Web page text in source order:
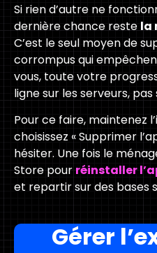
Si rien d’autre ne
dernière chance reste la
C’est le seul moyen de
corrompus qui
vous, toute votre
ligne sur les serveurs,
Pour ce faire, maintenez
choisissez « Supprimer
hésiter. Une fois le
Store pourréinstaller
et repartir sur des bases
Gérer